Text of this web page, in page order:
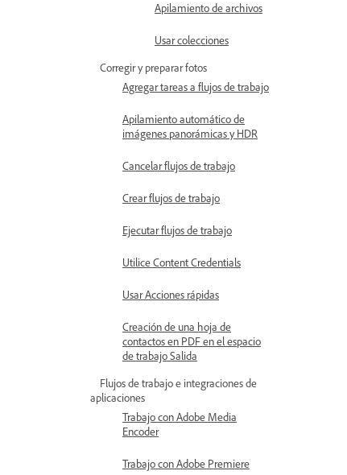
Apilamiento de archivos
Usar colecciones
Corregir y preparar fotos
Agregar tareas a flujos de trabajo
Apilamiento automático de
imágenes panorámicas y HDR
Cancelar flujos de trabajo
Crear flujos de trabajo
Ejecutar flujos de trabajo
Utilice Content Credentials
Usar Acciones rápidas
Creación de una hoja de
contactos en PDF en el espacio
de trabajo Salida
Flujos de trabajo e integraciones de
aplicaciones
Trabajo con Adobe Media
Encoder
Trabajo con Adobe Premiere